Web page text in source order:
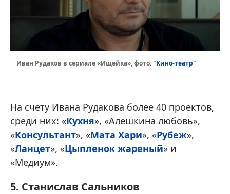
Иван Рудаков в сериале «Ищейка», фото: "Кино-театр"
На счету Ивана Рудакова более 40 проектов,
среди них: «Кухня», «Алешкина любовь»,
«Консультант», «Мата Хари», «Рубеж»,
«Ланцет», «Цыпленок жареный» и
«Медиум».
5. Станислав Сальников